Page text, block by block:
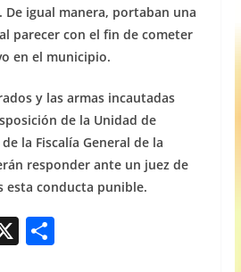
igual manera, portaban una
parecer con el fin de cometer
en el municipio.
y las armas incautadas
de la Unidad de
la Fiscalía General de la
responder ante un juez de
esta conducta punible.
X S